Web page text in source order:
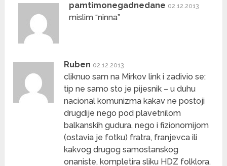
pamtimonegadnedane 02.12.2013
mislim “ninna”
Ruben 02.12.2013
cliknuo sam na Mirkov link i zadivio se:
tip ne samo sto je pijesnik – u duhu
nacional komunizma kakav ne postoji
drugdije nego pod plavetnilom
balkanskih gudura, nego i fizionomijom
(ostavia je fotku) fratra, franjevca ili
kakvog drugog samostanskog
onaniste, kompletira sliku HDZ folklora.